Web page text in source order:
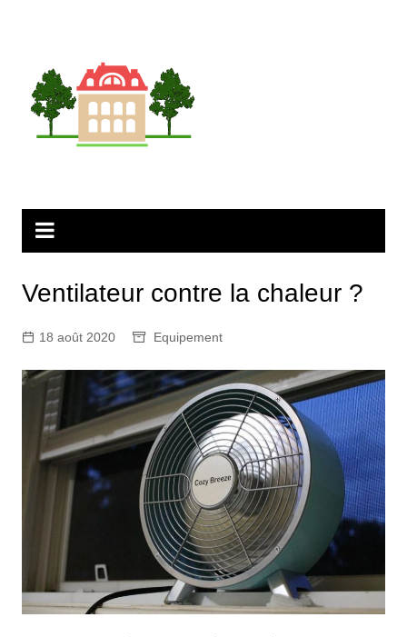
Ventilateur contre la chaleur ?
18 août 2020 Equipement